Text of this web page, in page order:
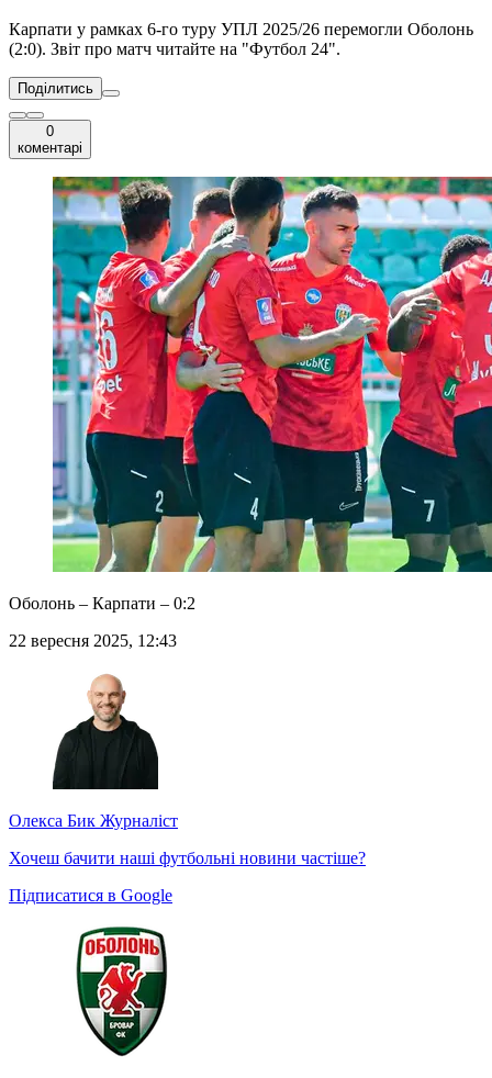
Карпати у рамках 6-го туру УПЛ 2025/26 перемогли Оболонь
(2:0). Звіт про матч читайте на "Футбол 24".
Поділитись
0
коментарі
Оболонь – Карпати – 0:2
22 вересня 2025, 12:43
Олекса Бик Журналіст
Хочеш бачити наші футбольні новини частіше?
Підписатися в Google